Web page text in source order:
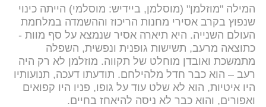
המילה "מוזלמן" (מוסלמן, ביידיש: מוסלמי) הייתה כינוי
שנפוץ בקרב אסירי מחנות הריכוז וההשמדה במלחמת
העולם השנייה. היא תיארה אסיר שנמצא על סף מוות -
כתוצאה מרעב, תשישות גופנית ונפשית, השפלה
מתמשכת ואובדן מוחלט של תקווה. מוזלמן לא רק היה
רעב – הוא כבר חדל מלהילחם. תודעתו דעכה, תנועותיו
היו איטיות, הוא לא שלט עוד על גופו, פניו היו קפואים
ואפורים, והוא כבר לא ניסה להיאחז בחיים.